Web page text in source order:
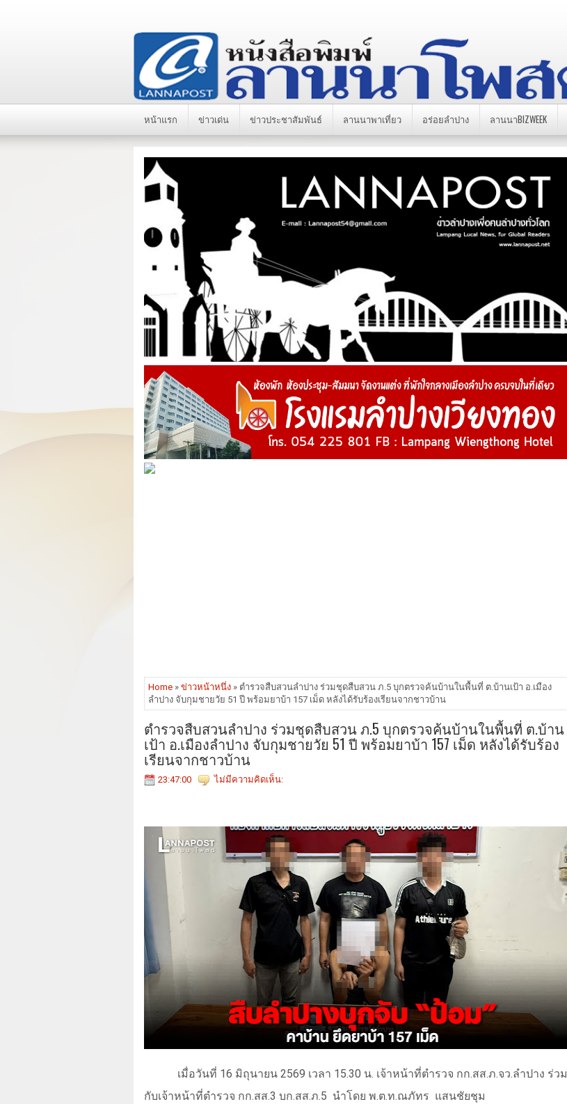
หน้าแรก ข่าวเด่น ข่าวประชาสัมพันธ์ ลานนาพาเที่ยว อร่อยลำปาง ลานนาBIZWEEK
Home » ข่าวหน้าหนึ่ง » ตำรวจสืบสวนลำปาง ร่วมชุดสืบสวน ภ.5 บุกตรวจค้นบ้านในพื้นที่ ต.บ้านเป้า อ.เมือง
ลำปาง จับกุมชายวัย 51 ปี พร้อมยาบ้า 157 เม็ด หลังได้รับร้องเรียนจากชาวบ้าน
ตำรวจสืบสวนลำปาง ร่วมชุดสืบสวน ภ.5 บุกตรวจค้นบ้านในพื้นที่ ต.บ้าน
เป้า อ.เมืองลำปาง จับกุมชายวัย 51 ปี พร้อมยาบ้า 157 เม็ด หลังได้รับร้อง
เรียนจากชาวบ้าน
23:47:00 ไม่มีความคิดเห็น:
เมื่อวันที่ 16 มิถุนายน 2569 เวลา 15.30 น. เจ้าหน้าที่ตำรวจ กก.สส.ภ.จว.ลำปาง ร่วม
กับเจ้าหน้าที่ตำรวจ กก.สส.3 บก.สส.ภ.5 นำโดย พ.ต.ท.ณภัทร แสนชัยชุม